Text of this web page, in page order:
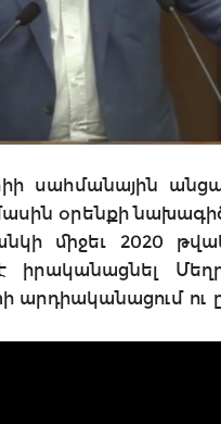
սահմանային
օրենքի
միջեւ 2020
իրականացնել
ու